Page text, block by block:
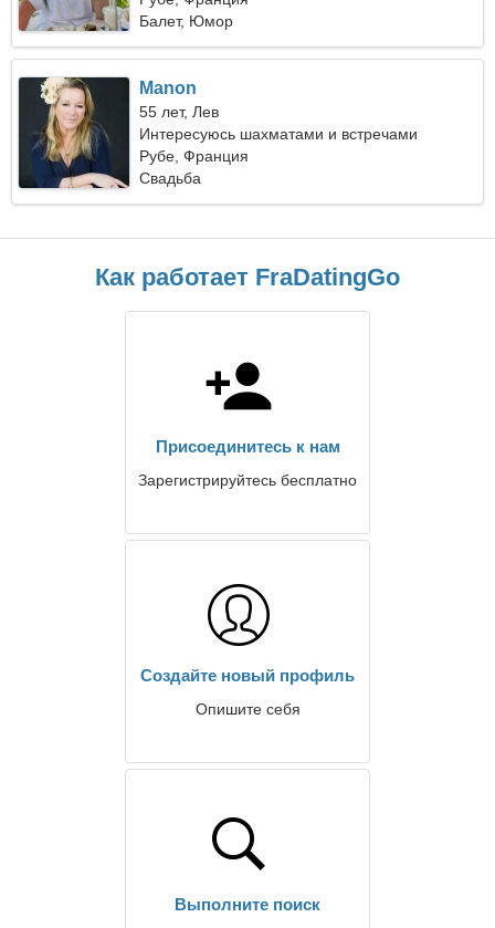
Балет, Юмор
Manon
55 лет, Лев
Интересуюсь шахматами и встречами
Рубе, Франция
Свадьба
Как работает FraDatingGo
Присоединитесь к нам
Зарегистрируйтесь бесплатно
Создайте новый профиль
Опишите себя
Выполните поиск